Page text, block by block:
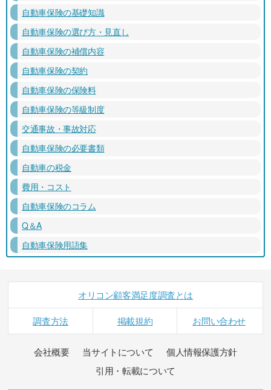
自動車保険の基礎知識
自動車保険の選び方・見直し
自動車保険の補償内容
自動車保険の契約
自動車保険の保険料
自動車保険の等級制度
交通事故・事故対応
自動車保険の必要書類
自動車の税金
費用・コスト
自動車保険のコラム
Q＆A
自動車保険用語集
オリコン顧客満足度調査とは
調査方法 掲載規約 お問い合わせ
会社概要 当サイトについて
個人情報保護方針
引用・転載について